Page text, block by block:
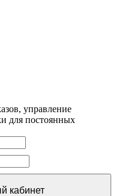
управление
для постоянных
кабинет